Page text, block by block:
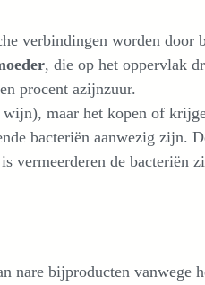
verbindingen worden door
, die op het oppervlak
procent azijnzuur.
maar het kopen of
bacteriën aanwezig zijn.
vermeerderen de bacteriën
nare bijproducten vanwege